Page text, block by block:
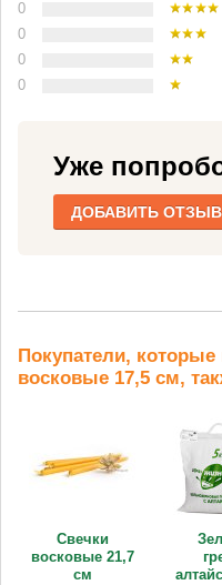
0
0
0
0
Уже
ДОБАВИТЬ ОТЗЫВ
Покупатели,
восковые 17,5 см,
Свечки
восковые 21,7
см